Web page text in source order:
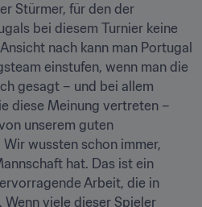
Stürmer, für den der
bei diesem Turnier keine
nach kann man Portugal
einstufen, wenn man die
gesagt – und bei allem
diese Meinung vertreten –
unserem guten
wussten schon immer,
hat. Das ist ein
Arbeit, die in
viele dieser Spieler